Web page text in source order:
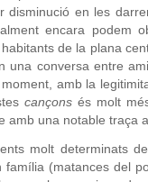
en les
encara podem
de la plana
conversa entre
amb la
cançonsés molt
una notable traça
molt determinats
(matances del